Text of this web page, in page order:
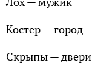
Костер — город
Скрыпы — двери